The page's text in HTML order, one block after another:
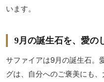
います。
9月の誕生石を、愛の
サファイアは9月の誕生石。
グは、自分へのご褒美にも